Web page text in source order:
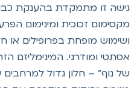
זו מתמקדת בהענקת כבוד
זכוכית ומינימום
מופחת בפרופילים או
ומודרני. המינימליזם
נוף" – חלון גדול למרחבים